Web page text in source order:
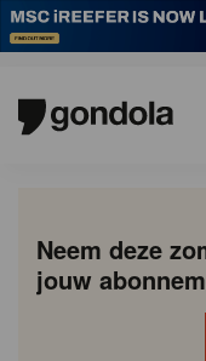
Neem deze
jouw